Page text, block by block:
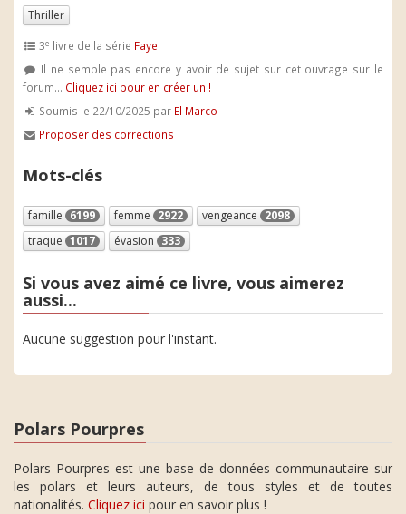
Thriller
3e livre de la série Faye
Il ne semble pas encore y avoir de sujet sur cet ouvrage sur le
forum... Cliquez ici pour en créer un !
Soumis le 22/10/2025 par El Marco
Proposer des corrections
Mots-clés
famille 6199 femme 2922 vengeance 2098
traque 1017 évasion 333
Si vous avez aimé ce livre, vous aimerez
aussi...
Aucune suggestion pour l'instant.
Polars Pourpres
Polars Pourpres est une base de données communautaire sur
les polars et leurs auteurs, de tous styles et de toutes
nationalités. Cliquez ici pour en savoir plus !